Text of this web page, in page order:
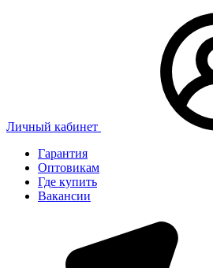
Личный кабинет
Гарантия
Оптовикам
Где купить
Вакансии